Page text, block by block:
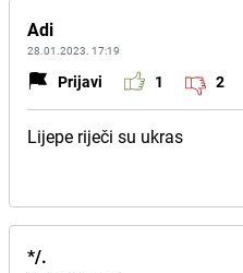
Adi
28.01.2023. 17:19
Prijavi 1 2
Lijepe riječi su ukras
*/.